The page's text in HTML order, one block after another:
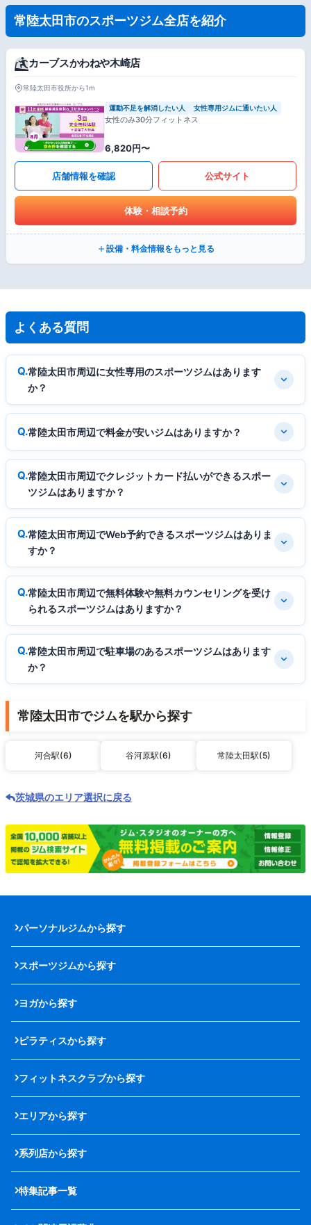
常陸太田市のスポーツジム全店を紹介
カーブスかわねや木崎店
常陸太田市役所から1m
運動不足を解消したい人 女性専用ジムに通いたい人
女性のみ30分フィットネス
6,820円〜
店舗情報を確認 公式サイト
体験・相談予約
設備・料金情報をもっと見る
よくある質問
常陸太田市周辺に女性専用のスポーツジムはあります
か？
常陸太田市周辺で料金が安いジムはありますか？
常陸太田市周辺でクレジットカード払いができるスポー
ツジムはありますか？
常陸太田市周辺でWeb予約できるスポーツジムはありま
すか？
常陸太田市周辺で無料体験や無料カウンセリングを受け
られるスポーツジムはありますか？
常陸太田市周辺で駐車場のあるスポーツジムはあります
か？
常陸太田市でジムを駅から探す
河合駅(6) 谷河原駅(6) 常陸太田駅(5)
茨城県のエリア選択に戻る
パーソナルジムから探す
スポーツジムから探す
ヨガから探す
ピラティスから探す
フィットネスクラブから探す
エリアから探す
系列店から探す
特集記事一覧